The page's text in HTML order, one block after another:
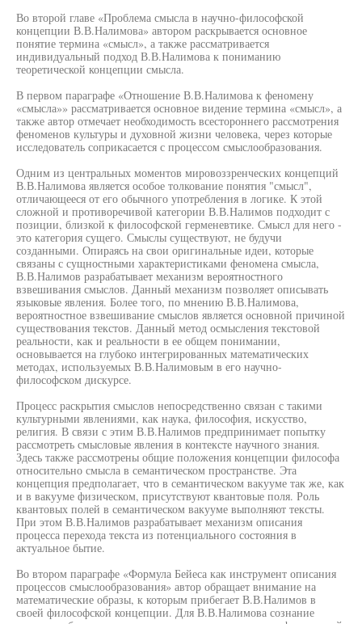
Во второй главе «Проблема смысла в научно-философской
концепции В.В.Налимова» автором раскрывается основное
понятие термина «смысл», а также рассматривается
индивидуальный подход В.В.Налимова к пониманию
теоретической концепции смысла.
В первом параграфе «Отношение В.В.Налимова к феномену
«смысла»» рассматривается основное видение термина «смысл», а
также автор отмечает необходимость всестороннего рассмотрения
феноменов культуры и духовной жизни человека, через которые
исследователь соприкасается с процессом смыслообразования.
Одним из центральных моментов мировоззренческих концепций
В.В.Налимова является особое толкование понятия "смысл",
отличающееся от его обычного употребления в логике. К этой
сложной и противоречивой категории В.В.Налимов подходит с
позиции, близкой к философской герменевтике. Смысл для него -
это категория сущего. Смыслы существуют, не будучи
созданными. Опираясь на свои оригинальные идеи, которые
связаны с сущностными характеристиками феномена смысла,
В.В.Налимов разрабатывает механизм вероятностного
взвешивания смыслов. Данный механизм позволяет описывать
языковые явления. Более того, по мнению В.В.Налимова,
вероятностное взвешивание смыслов является основной причиной
существования текстов. Данный метод осмысления текстовой
реальности, как и реальности в ее общем понимании,
основывается на глубоко интегрированных математических
методах, используемых В.В.Налимовым в его научно-
философском дискурсе.
Процесс раскрытия смыслов непосредственно связан с такими
культурными явлениями, как наука, философия, искусство,
религия. В связи с этим В.В.Налимов предпринимает попытку
рассмотреть смысловые явления в контексте научного знания.
Здесь также рассмотрены общие положения концепции философа
относительно смысла в семантическом пространстве. Эта
концепция предполагает, что в семантическом вакууме так же, как
и в вакууме физическом, присутствуют квантовые поля. Роль
квантовых полей в семантическом вакууме выполняют тексты.
При этом В.В.Налимов разрабатывает механизм описания
процесса перехода текста из потенциального состояния в
актуальное бытие.
Во втором параграфе «Формула Бейеса как инструмент описания
процессов смыслообразования» автор обращает внимание на
математические образы, к которым прибегает В.В.Налимов в
своей философской концепции. Для В.В.Налимова сознание